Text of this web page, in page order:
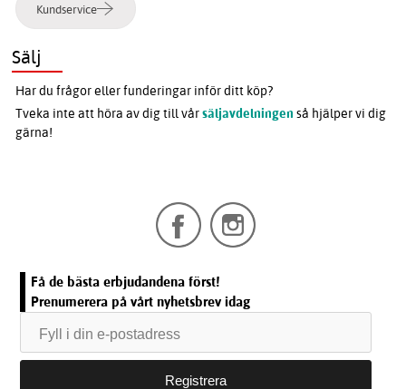
Kundservice
Sälj
Har du frågor eller funderingar inför ditt köp?
Tveka inte att höra av dig till vårsäljavdelningen så hjälper vi dig
gärna!
Få de bästa erbjudandena först!
Prenumerera på vårt nyhetsbrev idag